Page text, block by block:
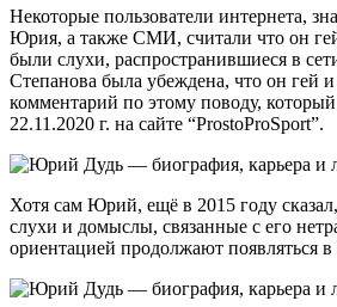
Некоторые пользователи интернета,
Юрия, а также СМИ, считали что он
были слухи, распространившиеся в
Степанова была убеждена, что он гей
комментарий по этому поводу,
22.11.2020 г. на сайте “ProstoProSport”.
Хотя сам Юрий, ещё в 2015 году
слухи и домыслы, связанные с его
ориентацией продолжают появляться в